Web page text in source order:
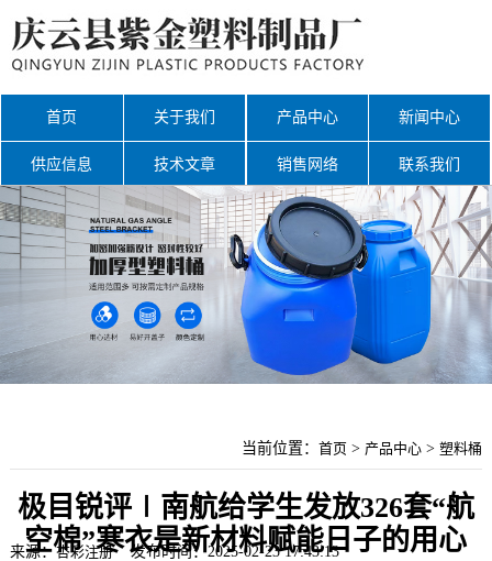
首页 关于我们 产品中心 新闻中心
供应信息 技术文章 销售网络 联系我们
网站地图
当前位置：首页 > 产品中心 >塑料桶
极目锐评∣南航给学生发放326套“航
空棉”寒衣是新材料赋能日子的用心
来源：杏彩注册发布时间：2025-02-23 17:43:13